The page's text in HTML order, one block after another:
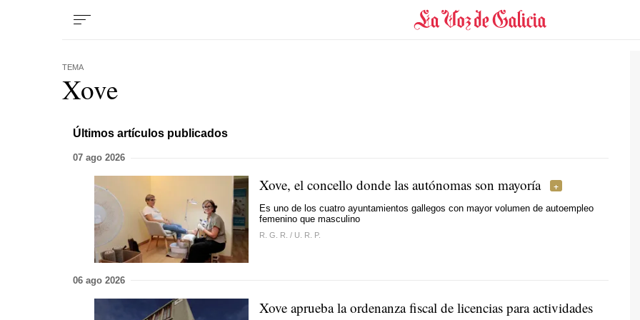
TEMA
Xove
Últimos artículos publicados
07 ago 2026
Xove, el concello donde las autónomas son mayoría
Es uno de los cuatro ayuntamientos gallegos con mayor volumen de autoempleo
femenino que masculino
R. G. R. / U. R. P.
06 ago 2026
Xove aprueba la ordenanza fiscal de licencias para actividades